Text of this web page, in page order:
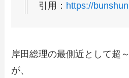
引用： https://
岸田総理の最側近として超
が、